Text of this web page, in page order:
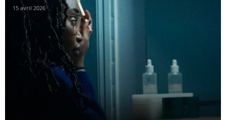
15 avril 2026